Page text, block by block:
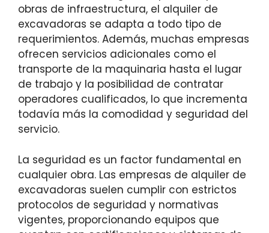
obras de infraestructura, el alquiler de
excavadoras se adapta a todo tipo de
requerimientos. Además, muchas empresas
ofrecen servicios adicionales como el
transporte de la maquinaria hasta el lugar
de trabajo y la posibilidad de contratar
operadores cualificados, lo que incrementa
todavía más la comodidad y seguridad del
servicio.
La seguridad es un factor fundamental en
cualquier obra. Las empresas de alquiler de
excavadoras suelen cumplir con estrictos
protocolos de seguridad y normativas
vigentes, proporcionando equipos que